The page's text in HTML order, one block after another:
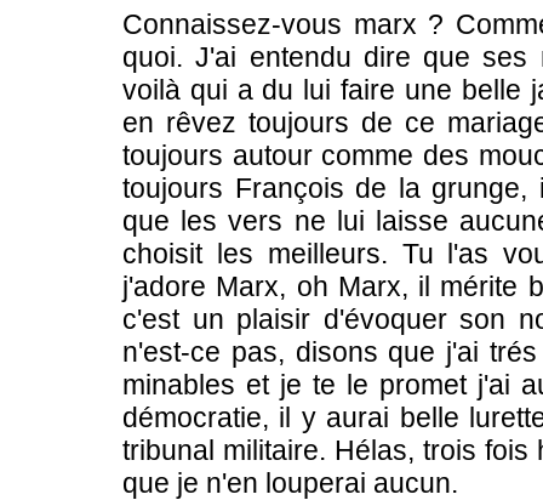
Connaissez-vous marx ?
quoi. J'ai entendu dire que ses
voilà qui a du lui faire une belle
en rêvez toujours de ce
toujours autour comme des
toujours François de la
que les vers ne lui laisse
choisit les meilleurs. Tu l'as
j'adore Marx, oh Marx, il mérite
c'est un plaisir d'évoquer son
n'est-ce pas, disons que j'ai
minables et je te le promet j'ai
démocratie, il y aurai belle
tribunal militaire. Hélas, trois
que je n'en louperai aucun.